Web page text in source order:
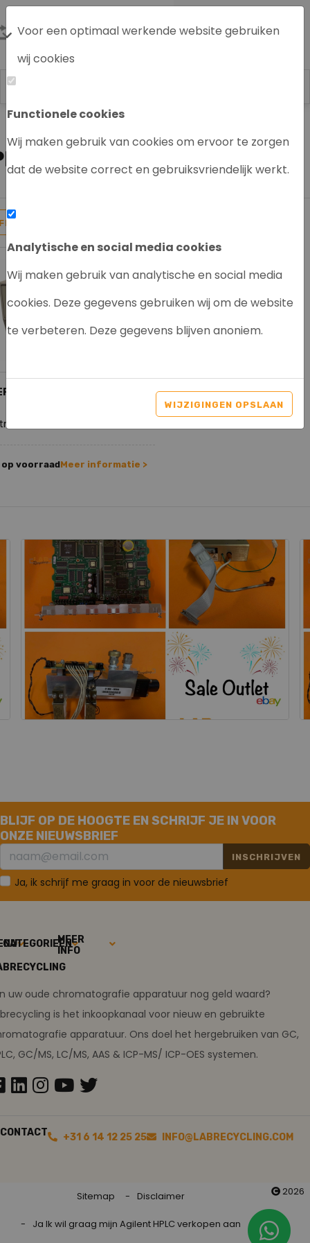
Voor een optimaal werkende website gebruiken
wij cookies
Functionele cookies
Wij maken gebruik van cookies om ervoor te zorgen
dat de website correct en gebruiksvriendelijk werkt.
Analytische en social media cookies
Wij maken gebruik van analytische en social media
cookies. Deze gegevens gebruiken wij om de website
te verbeteren. Deze gegevens blijven anoniem.
WIJZIGINGEN OPSLAAN
Labrecycling HPLC systeem / en
ELMER DETECTOR
RID 200 SERIES
8051
voorraadMeer informatie >
BLIJF OP DE HOOGTE EN SCHRIJF JE IN VOOR
ONZE NIEUWSBRIEF
INSCHRIJVEN
Ja, ik schrijf me graag in voor de nieuwsbrief
CATEGORIEËNMEER
INFO
uw oude chromatografie apparatuur nog geld waard?
is het inkoopkanaal voor nieuw en gebruikte
apparatuur. Ons doel het hergebruiken van GC,
GC/MS, LC/MS, AAS & ICP-MS/ ICP-OES systemen.
CONTACT +31 6 14 12 25 25 INFO@LABRECYCLING.COM
Sitemap Disclaimer
Ja Ik wil graag mijn Agilent HPLC verkopen aan
2026